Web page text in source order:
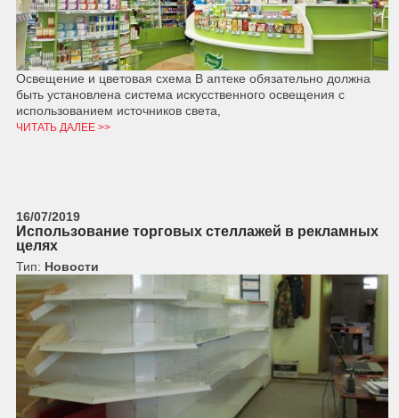
Освещение и цветовая схема В аптеке обязательно должна
быть установлена система искусственного освещения с
использованием источников света,
ЧИТАТЬ ДАЛЕЕ >>
16/07/2019
Использование торговых стеллажей в рекламных
целях
Тип: Новости